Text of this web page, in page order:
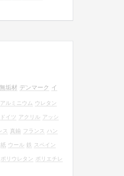
無垢材 デンマーク イ
アルミニウム ウレタン
ドイツ アクリル アッシ
ス 真鍮 フランス ハン
紙 ウール 鉄 スペイン
ポリウレタン ポリエチレ